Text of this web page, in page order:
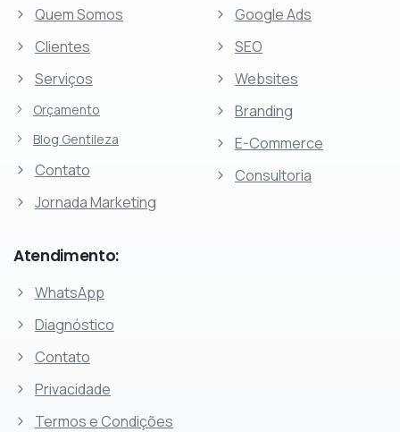
Quem Somos
Clientes
Serviços
Orçamento
Blog Gentileza
Contato
Jornada Marketing
Google Ads
SEO
Websites
Branding
E-Commerce
Consultoria
Atendimento:
WhatsApp
Diagnóstico
Contato
Privacidade
Termos e Condições